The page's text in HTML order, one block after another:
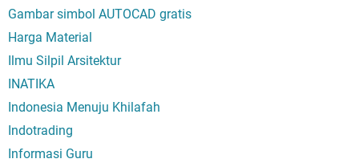
Gambar simbol AUTOCAD gratis
Harga Material
Ilmu Silpil Arsitektur
INATIKA
Indonesia Menuju Khilafah
Indotrading
Informasi Guru